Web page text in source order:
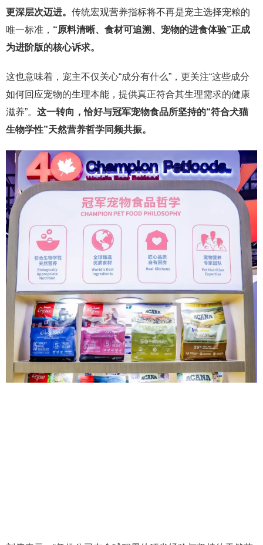
更深层次迈进。 传统宏观营养指标将不再是宠主选择宠粮的
唯一标准， “原料清晰、食材可追溯、宠物的进食体验”正成
为进阶版的核心诉求。
这也意味着，宠主不仅关心“成分有什么”，更关注“这些成分
如何回应宠物的生理本能，提供真正符合其生理需求的健康
滋养”。 这一转向，恰好与冠军宠物食品所坚持的“符合犬猫
生物学性”天然营养哲学同频共振。